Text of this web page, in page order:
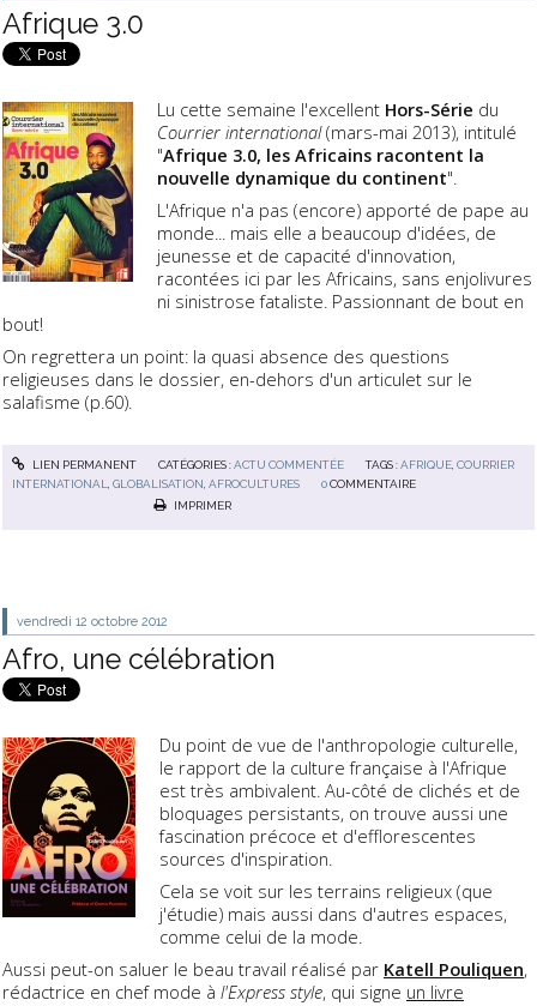
Afrique 3.0
Lu cette semaine l'excellent Hors-Série du
Courrier international(mars-mai 2013), intitulé
"Afrique 3.0, les Africains racontent la
nouvelle dynamique du continent".
L'Afrique n'a pas (encore) apporté de pape au
monde... mais elle a beaucoup d'idées, de
jeunesse et de capacité d'innovation,
racontées ici par les Africains, sans enjolivures
ni sinistrose fataliste. Passionnant de bout en
bout!
On regrettera un point: la quasi absence des questions
religieuses dans le dossier, en-dehors d'un articulet sur le
salafisme (p.60).
LIEN PERMANENT CATÉGORIES :ACTU COMMENTÉE TAGS :AFRIQUE ,COURRIER
INTERNATIONAL
,GLOBALISATION ,AFROCULTURES 0 COMMENTAIRE
IMPRIMER
vendredi 12 octobre 2012
Afro, une célébration
Du point de vue de l'anthropologie culturelle,
le rapport de la culture française à l'Afrique
est très ambivalent. Au-côté de clichés et de
bloquages persistants, on trouve aussi une
fascination précoce et d'efflorescentes
sources d'inspiration.
Cela se voit sur les terrains religieux (que
j'étudie) mais aussi dans d'autres espaces,
comme celui de la mode.
Aussi peut-on saluer le beau travail réalisé par Katell Pouliquen,
rédactrice en chef mode à l'Express style, qui signe un livre